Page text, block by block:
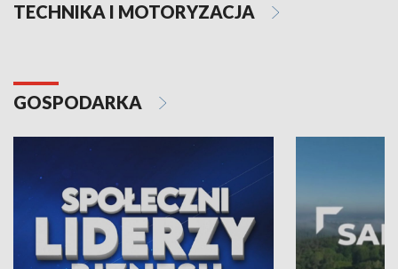
TECHNIKA I MOTORYZACJA
GOSPODARKA